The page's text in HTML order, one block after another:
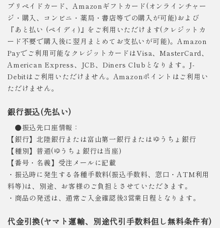
プリペイドカード、Amazonギフトカード(オンラインチャー
ジ・購入、コンビニ・薬局・書店等での購入が可能)および
『あと払い (ペイディ)』をご利用いただけます(クレジットカ
ード不要で購入後に翌月まとめてお支払いが可能)。Amazon
Payでご利用可能なクレジットカードはVisa、MasterCard、
American Express、JCB、Diners Clubとなります。J-
Debitはご利用いただけません。Amazonポイントはご利用い
ただけません。
銀行振込(先払い)
●振込先口座情報：
【銀行】北陸銀行または富山第一銀行またはゆうちょ銀行
【種別】普通(ゆうちょ銀行は当座)
【番号・名義】受注メールに記載
・振込時に発生する各種手数料(振込手数料、窓口・ATM利用
料等)は、別途、お客様のご負担とさせていただきます。
・商品の発送は、通常ご入金確認後3営業日程となります。
代金引換(ヤマト運輸、別途代引手数料但し無料条件有)